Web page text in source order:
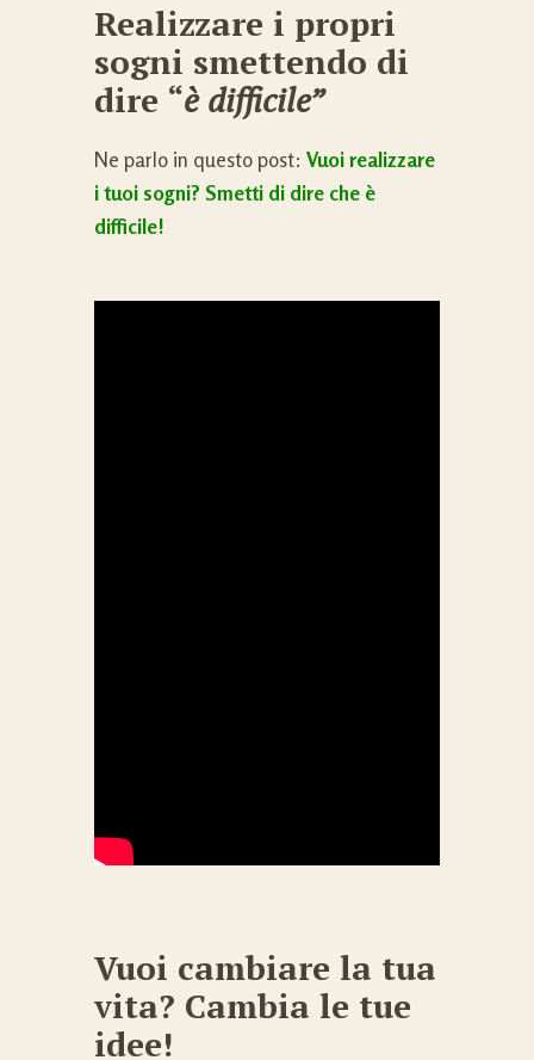
Realizzare i propri
sogni smettendo di
dire “è difficile”
Ne parlo in questo post: Vuoi realizzare
i tuoi sogni? Smetti di dire che è
difficile!
Vuoi cambiare la tua
vita? Cambia le tue
idee!